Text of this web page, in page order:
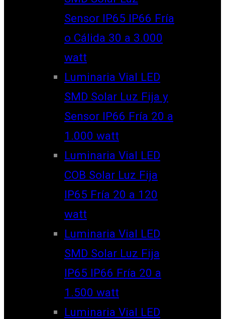
Sensor IP65 IP66 Fría
o Cálida 30 a 3.000
watt
Luminaria Vial LED
SMD Solar Luz Fija y
Sensor IP66 Fría 20 a
1.000 watt
Luminaria Vial LED
COB Solar Luz Fija
IP65 Fría 20 a 120
watt
Luminaria Vial LED
SMD Solar Luz Fija
IP65 IP66 Fría 20 a
1.500 watt
Luminaria Vial LED